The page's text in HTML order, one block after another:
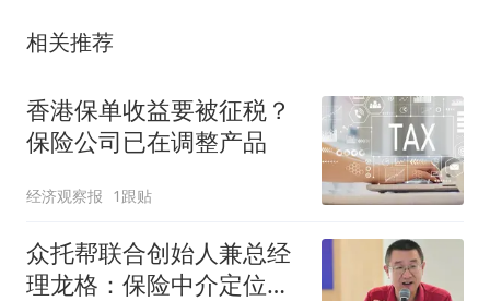
相关推荐
香港保单收益要被征税？
保险公司已在调整产品
经济观察报 1跟贴
众托帮联合创始人兼总经
理龙格：保险中介定位